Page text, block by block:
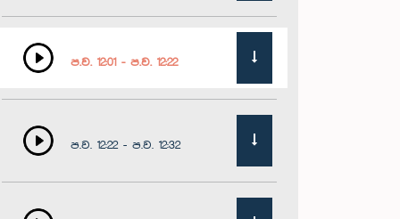
ප.ව. 12:01 - ප.ව. 12:22
ප.ව. 12:22 - ප.ව. 12:32